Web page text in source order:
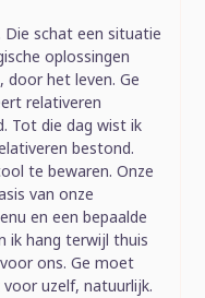
schat een situatie
oplossingen
door het leven. Ge
relativeren
Tot die dag wist ik
bestond.
te bewaren. Onze
van onze
en een bepaalde
ik hang terwijl thuis
ons. Ge moet
uzelf, natuurlijk.